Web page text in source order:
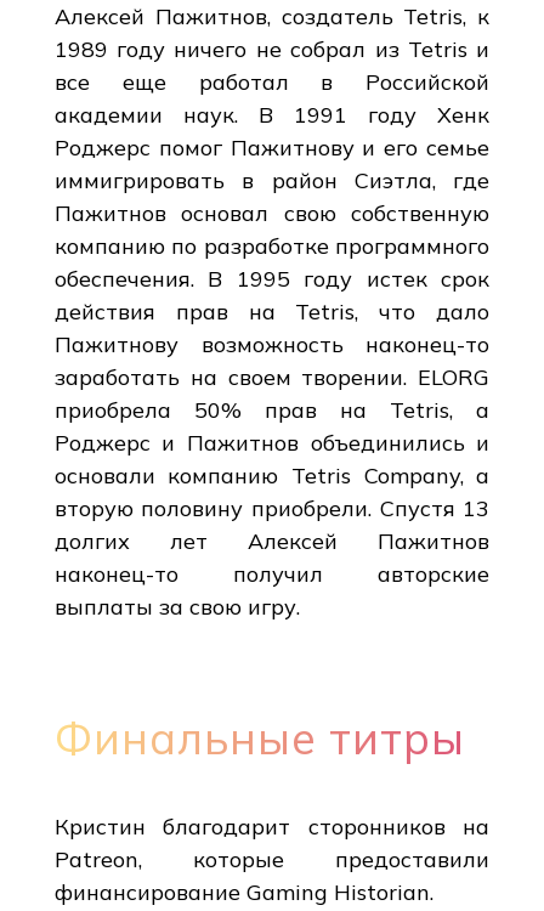
Алексей Пажитнов, создатель Tetris, к
1989 году ничего не собрал из Tetris и
все еще работал в Российской
академии наук. В 1991 году Хенк
Роджерс помог Пажитнову и его семье
иммигрировать в район Сиэтла, где
Пажитнов основал свою собственную
компанию по разработке программного
обеспечения. В 1995 году истек срок
действия прав на Tetris, что дало
Пажитнову возможность наконец-то
заработать на своем творении. ELORG
приобрела 50% прав на Tetris, а
Роджерс и Пажитнов объединились и
основали компанию Tetris Company, а
вторую половину приобрели. Спустя 13
долгих лет Алексей Пажитнов
наконец-то получил авторские
выплаты за свою игру.
Финальные титры
Кристин благодарит сторонников на
Patreon, которые предоставили
финансирование Gaming Historian.